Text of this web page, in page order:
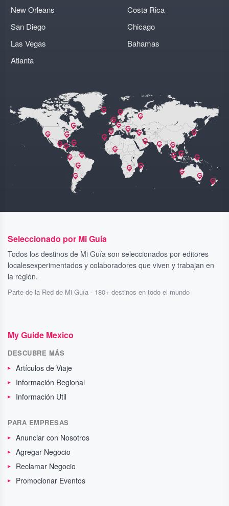
New Orleans
San Diego
Las Vegas
Atlanta
Costa Rica
Chicago
Bahamas
Seleccionado por Mi Guía
Todos los destinos de Mi Guía son seleccionados por editores
localesexperimentados y colaboradores que viven y trabajan en
la región.
Parte de la Red de Mi Guía - 180+ destinos en todo el mundo
My Guide Mexico
DESCUBRE MÁS
Artículos de Viaje
Información Regional
Información Util
PARA EMPRESAS
Anunciar con Nosotros
Agregar Negocio
Reclamar Negocio
Promocionar Eventos